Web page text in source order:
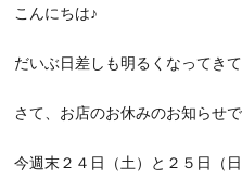
こんにちは♪
だいぶ日差しも明るくなってき
さて、お店のお休みのお知らせで
今週末２４日（土）と２５日（